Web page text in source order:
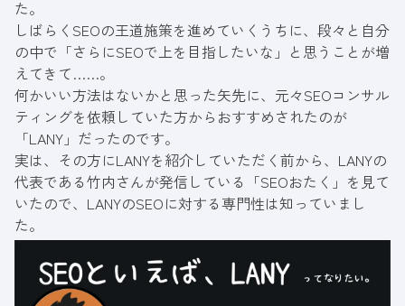
た。
しばらくSEOの王道施策を進めていくうちに、段々と自分
の中で「さらにSEOで上を目指したいな」と思うことが増
えてきて……。
何かいい方法はないかと思った矢先に、元々SEOコンサル
ティングを依頼していた方からおすすめされたのが
「LANY」だったのです。
実は、その方にLANYを紹介していただく前から、LANYの
代表である竹内さんが発信している「SEOおたく 」を見て
いたので、LANYのSEOに対する専門性は知っていまし
た。